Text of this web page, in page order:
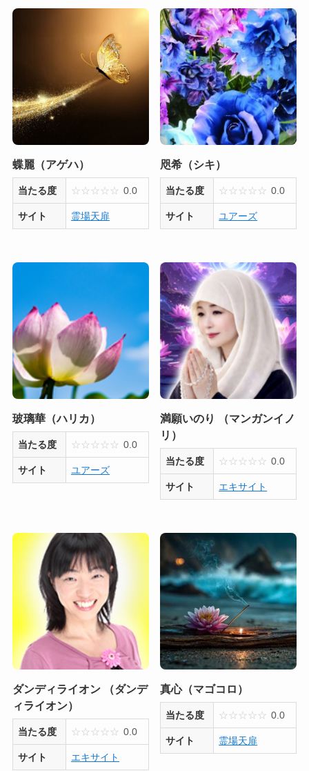
蝶麗（アゲハ）
当たる度 ☆ ☆ ☆ ☆ ☆ 0.0
サイト 霊場天扉
咫希（シキ）
当たる度 ☆ ☆ ☆ ☆ ☆ 0.0
サイト ユアーズ
玻璃華（ハリカ）
当たる度 ☆ ☆ ☆ ☆ ☆ 0.0
サイト ユアーズ
満願いのり （マンガンイノ
リ）
当たる度 ☆ ☆ ☆ ☆ ☆ 0.0
サイト エキサイト
ダンディライオン （ダンデ
ィライオン）
当たる度 ☆ ☆ ☆ ☆ ☆ 0.0
サイト エキサイト
真心（マゴコロ）
当たる度 ☆ ☆ ☆ ☆ ☆ 0.0
サイト 霊場天扉